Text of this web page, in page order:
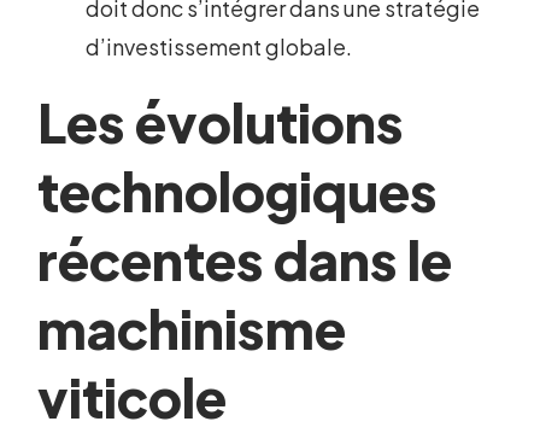
doit donc s’intégrer dans une stratégie
d’investissement globale.
Les évolutions
technologiques
récentes dans le
machinisme
viticole